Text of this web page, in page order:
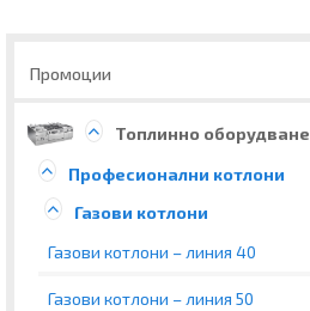
Промоции
Топлинно оборудване
Професионални котлони
Газови котлони
Газови котлони – линия 40
Газови котлони – линия 50